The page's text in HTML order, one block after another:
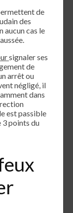
de
des
aucun cas le
signaler ses
de
arrêt ou
négligé, il
dans
est passible
3 points du